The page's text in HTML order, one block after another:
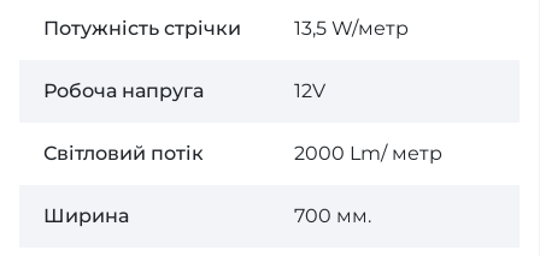
Потужність стрічки 13,5 W/метр
Робоча напруга 12V
Світловий потік 2000 Lm/ метр
Ширина 700 мм.